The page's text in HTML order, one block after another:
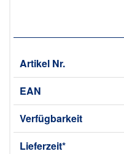
Artikel Nr.
EAN
Verfügbarkeit
Lieferzeit*